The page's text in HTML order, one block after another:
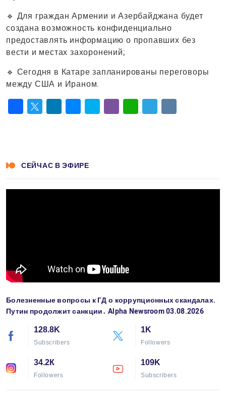
🔹 Для граждан Армении и Азербайджана будет
создана возможность конфиденциально
предоставлять информацию о пропавших без
вести и местах захоронений;
🔹 Сегодня в Катаре запланированы переговоры
между США и Ираном.
СЕЙЧАС В ЭФИРЕ
Болезненные вопросы к ГД о коррупционных скандалах.
Путин продолжит санкции․ Alpha Newsroom 03.08.2026
128.8K
Subscribers
1K
Followers
34.2К
Followers
109K
Subscribers